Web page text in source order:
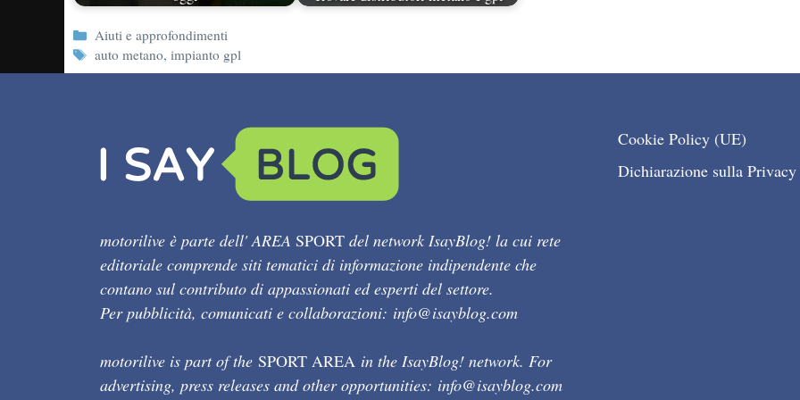
Categorie
Aiuti e approfondimenti
Tag
auto metano,impianto gpl
motorilive è parte dell' AREA SPORT del network IsayBlog! la cui rete
editoriale comprende siti tematici di informazione indipendente che
contano sul contributo di appassionati ed esperti del settore.
Per pubblicità, comunicati e collaborazioni: info@isayblog.com
motorilive is part of the SPORT AREA in the IsayBlog! network. For
advertising, press releases and other opportunities: info@isayblog.com
Cookie Policy (UE)
Dichiarazione sulla